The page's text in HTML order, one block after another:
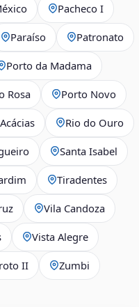
Pacheco I
Paraíso Patronato
Porto da Madama
Rosa Porto Novo
Rio do Ouro
Santa Isabel
Tiradentes
Vila Candoza
Vista Alegre
II Zumbi